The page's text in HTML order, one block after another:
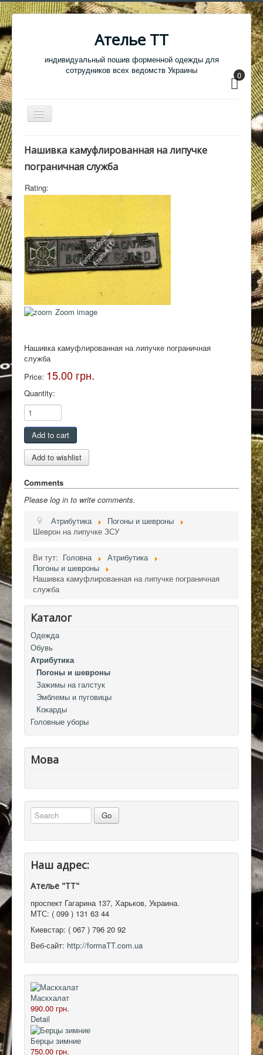
Ателье ТТ
индивидуальный пошив форменной одежды для
сотрудников всех ведомств Украины
0
Перемикач
навігації
Одежда
Обувь
Головные уборы
Образцы тканей
Кабинет
Нашивка камуфлированная на липучке
пограничная служба
Rating:
Zoom image
Нашивка камуфлированная на липучке пограничная
служба
Price: 15.00 грн.
Quantity:
Comments
Please log in to write comments.
Атрибутика
Погоны и шевроны
Шеврон на липучке ЗСУ
Ви тут: Головна
Атрибутика
Погоны и шевроны
Нашивка камуфлированная на липучке пограничная
служба
Каталог
Одежда
Обувь
Атрибутика
Погоны и шевроны
Зажимы на галстук
Эмблемы и пуговицы
Кокарды
Головные уборы
Мова
Наш адрес:
Ателье "ТТ"
проспект Гагарина 137, Харьков, Украина.
МТС: ( 099 ) 131 63 44
Киевстар: ( 067 ) 796 20 92
Веб-сайт: http://formaTT.com.ua
Маскхалат
990.00 грн.
Detail
Берцы зимние
750.00 грн.